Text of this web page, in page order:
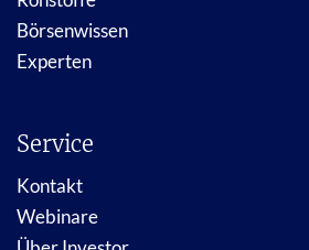
Börsenwissen
Experten
Service
Kontakt
Webinare